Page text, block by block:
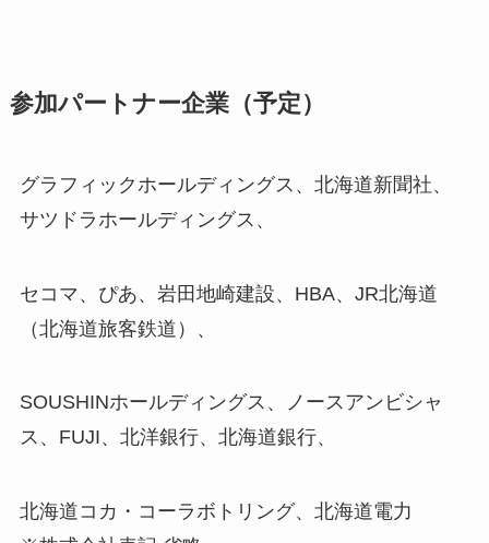
参加パートナー企業（予定）
グラフィックホールディングス、北海道新聞社、
サツドラホールディングス、
セコマ、ぴあ、岩田地崎建設、HBA、JR北海道
（北海道旅客鉄道）、
SOUSHINホールディングス、ノースアンビシャ
ス、FUJI、北洋銀行、北海道銀行、
北海道コカ・コーラボトリング、北海道電力